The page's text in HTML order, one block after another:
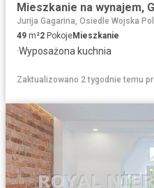
Jurija Gagarina, Osiedle Wojska
49 m²2 PokojeMieszkanie
·Wyposażona kuchnia
Zaktualizowano 2 tygodnie temu